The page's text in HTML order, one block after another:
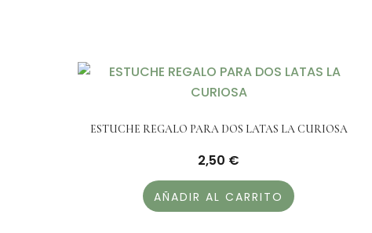
ESTUCHE REGALO PARA DOS LATAS LA CURIOSA
2,50 €
AÑADIR AL CARRITO